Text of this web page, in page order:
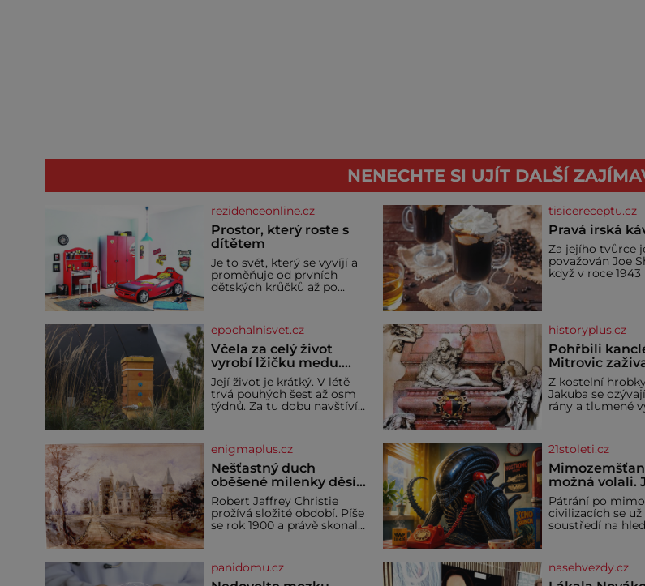
NENECHTE SI UJÍT DALŠÍ
rezidenceonline.cz
Prostor, který roste s
dítětem
Je to svět, který se vyvíjí a
proměňuje od prvních
dětských krůčků až po
bezpečí, kreativitu,
soustředění i odpočinek a
reaguje na každou etapu
života a specifické potřeby
dítěte. Pro nejmenší je
klíčová jednoduchost,
měkkost a bezpečí, proto
by pokoj miminka měl
tisicereceptu.cz
Pravá irská
Za jejího tvůrce
považován Joe
když v roce
nemohli
Povzbudil je
epochalnisvet.cz
Včela za celý život
vyrobí lžičku medu.
Čím je pražský med ze
střech tak ceněný?
Její život je krátký. V létě
trvá pouhých šest až osm
týdnů. Za tu dobu navštíví
přibližně devět gramů
medu – zhruba jednu
čajovou lžičku. Sama o sobě
se může zdát bezvýznamná.
Teprve když se spojí s
dalšími desítkami tisíc
příslušnic svého včelstva,
vznikne jeden z
historyplus.cz
Pohřbili
Mitrovic
Z kostelní
Jakuba se
rány a tlumené
kopy grošů by se
neodvážil
otevřít a její
raději jen skrápí
vodou. Za
burácení
Když o mnoho
hrobku
enigmaplus.cz
Nešťastný duch
oběšené milenky děsí
studentky
Robert Jaffrey Christie
prožívá složité období. Píše
se rok 1900 a právě skonal
(1829–1900). Smutná
událost je ale doprovázena
21stoleti.cz
možná volali.
jejich zprávu
nedokázali
Pátrání po
civilizacích se
soustředí na
sama vytvořila
Nová studie však
panidomu.cz nasehvezdy.cz